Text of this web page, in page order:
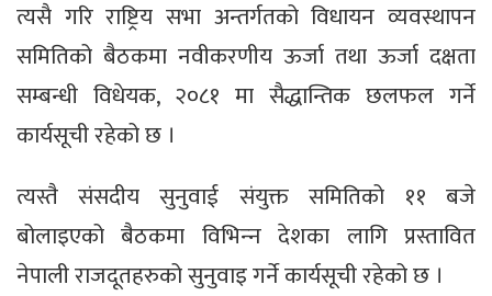
त्यसै गरि राष्ट्रिय सभा अन्तर्गतको विधायन व्यवस्थापन
समितिको बैठकमा नवीकरणीय ऊर्जा तथा ऊर्जा दक्षता
सम्बन्धी विधेयक, २०८१ मा सैद्धान्तिक छलफल गर्ने
कार्यसूची रहेको छ ।
त्यस्तै संसदीय सुनुवाई संयुक्त समितिको ११ बजे
बोलाइएको बैठकमा विभिन्‍न देशका लागि प्रस्तावित
नेपाली राजदूतहरुको सुनुवाइ गर्ने कार्यसूची रहेको छ ।